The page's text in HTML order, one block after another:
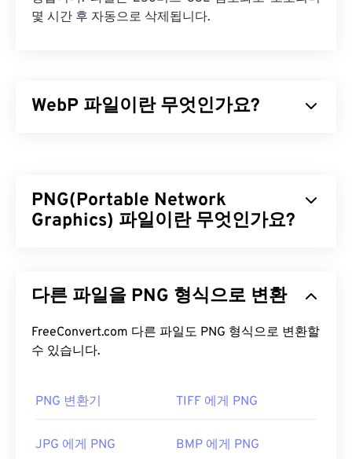
몇 시간 후 자동으로 삭제됩니다.
WebP 파일이란 무엇인가요?
PNG(Portable Network Graphics) 파일보다 최대
30% 더 작지만 시각적 품질은 비슷합니다. WebP 이
WebP 파일을 어떻게 여나요?
WebP 파일을 여는 기본 프로그램은 여러 플랫폼에
서 작동하는
형식을 지원합니다.
니다. Corel PaintShop Pro 도 사용해 보세요.
PNG(Portable Network
Graphics) 파일이란 무엇인가요?
PNG 이미지는RGB또는 RGBA색상을 사용할 수 있
에 사용하기 적합합니다. PNG는 투명도가 더 높은 애
니메이션도 지원합니다(
는개방형 포맷
PNG 파일을 어떻게 여나요?
다른 파일을 PNG 형식으로 변환
FreeConvert.com 다른 파일도 PNG 형식으로 변환할
수 있습니다.
PNG 변환기 TIFF 에게 PNG
JPG 에게 PNG BMP 에게 PNG